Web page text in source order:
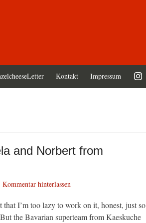
Kontakt Impressum
and Norbert from
Kommentar hinterlassen
that I’m too lazy to work on it, honest, just so
the Bavarian superteam from Kaeskuche